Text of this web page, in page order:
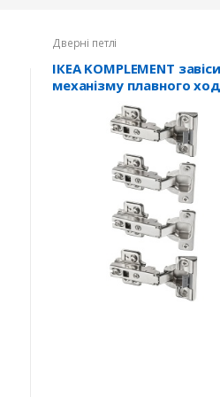
Дверні петлі
ІКЕА KOMPLEMENT
механізму плавного